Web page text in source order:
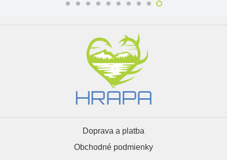
Doprava a platba
Obchodné podmienky